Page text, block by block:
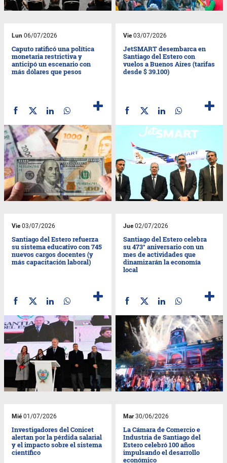
Lun 06/07/2026
Caputo ratificó una política
monetaria restrictiva y
anticipó un escenario con
más dólares que pesos
Vie03/07/2026
JetSMART desembarca en
Santiago del Estero con
vuelos a Buenos Aires (tarifas
desde $ 39.100)
Vie03/07/2026
Santiago del Estero refuerza
su sistema educativo con 745
nuevos cargos docentes (y
más capacitación laboral)
Jue02/07/2026
Santiago del Estero celebra
su 473° aniversario con un
mes de actividades que
dinamizarán la economía
local
Mié01/07/2026
Investigadores del Conicet
alertan por la pérdida salarial
y el impacto sobre el sistema
científico
Mar30/06/2026
La Cámara de Comercio e
Industria de Santiago del
Estero celebró 100 años
impulsando el desarrollo
económico